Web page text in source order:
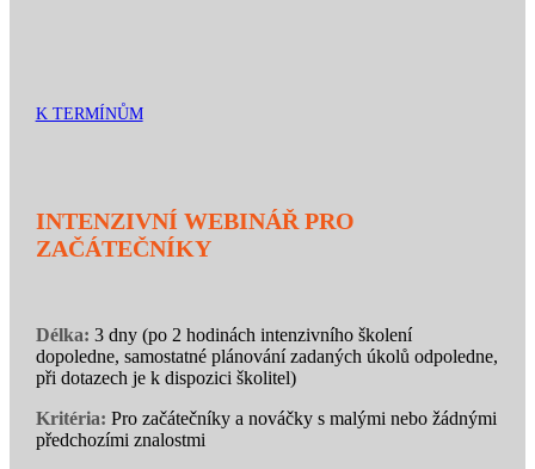
K TERMÍNŮM
INTENZIVNÍ WEBINÁŘ PRO
ZAČÁTEČNÍKY
Délka: 3 dny (po 2 hodinách intenzivního školení
dopoledne, samostatné plánování zadaných úkolů odpoledne,
při dotazech je k dispozici školitel)
Kritéria: Pro začátečníky a nováčky s malými nebo žádnými
předchozími znalostmi